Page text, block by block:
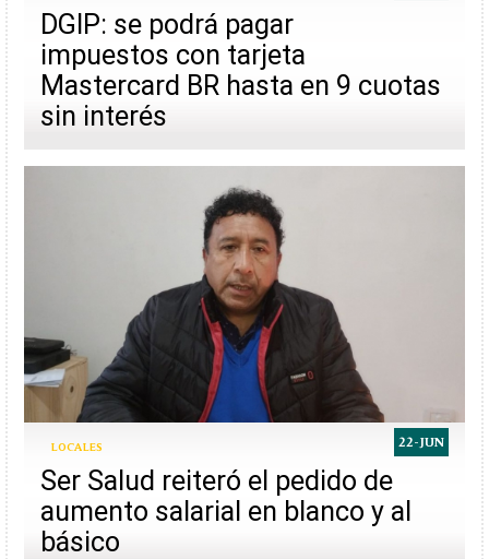
DGIP: se podrá pagar
impuestos con tarjeta
Mastercard BR hasta en 9 cuotas
sin interés
22-JUN
LOCALES
Ser Salud reiteró el pedido de
aumento salarial en blanco y al
básico